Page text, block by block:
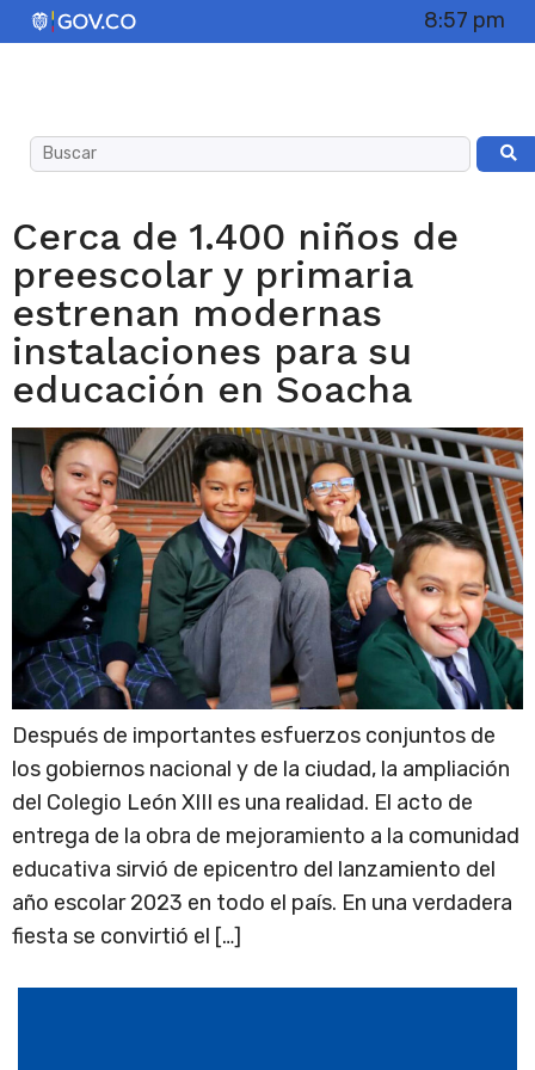
8:57 pm
Cerca de 1.400 niños de
preescolar y primaria
estrenan modernas
instalaciones para su
educación en Soacha
Después de importantes esfuerzos conjuntos de
los gobiernos nacional y de la ciudad, la ampliación
del Colegio León XIII es una realidad. El acto de
entrega de la obra de mejoramiento a la comunidad
educativa sirvió de epicentro del lanzamiento del
año escolar 2023 en todo el país. En una verdadera
fiesta se convirtió el […]